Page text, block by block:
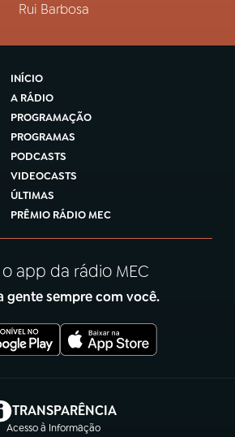
Rui Barbosa
INÍCIO
A RÁDIO
PROGRAMAÇÃO
PROGRAMAS
PODCASTS
VIDEOCASTS
ÚLTIMAS
PRÊMIO RÁDIO MEC
o app da rádio MEC
gente sempre com você.
TRANSPARÊNCIA
Acesso à Informação
(abre em nova aba)